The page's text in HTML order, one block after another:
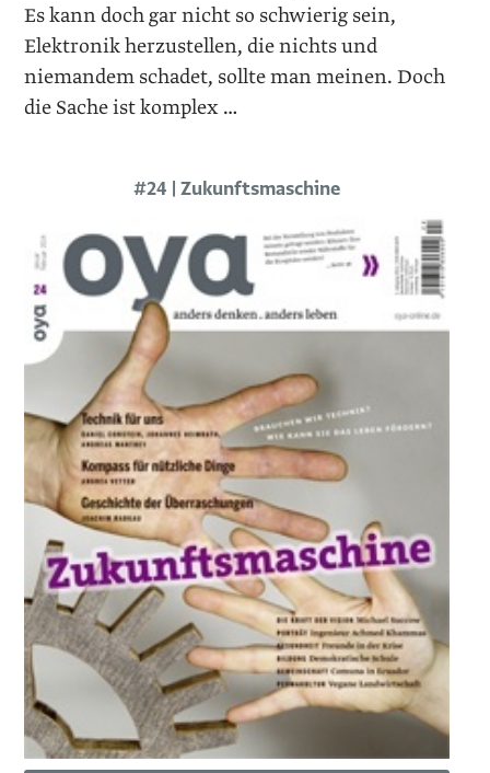
Es kann doch gar nicht so schwierig sein,
Elektronik herzustellen, die nichts und
niemandem schadet, sollte man meinen. Doch
die Sache ist komplex …
#24 | Zukunftsmaschine